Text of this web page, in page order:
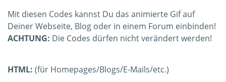
Mit diesen Codes kannst Du das animierte Gif auf
Deiner Webseite, Blog oder in einem Forum einbinden!
ACHTUNG: Die Codes dürfen nicht verändert werden!
HTML: (für Homepages/Blogs/E-Mails/etc.)